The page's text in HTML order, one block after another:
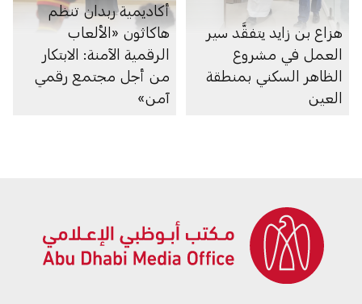
هزاع بن زايد يتفقَّد سير
العمل في مشروع
الظاهر السكني بمنطقة
العين
أكاديمية ربدان تنظم
هاكاثون «الألعاب
الرقمية الآمنة: الابتكار
من أجل مجتمع رقمي
آمن»